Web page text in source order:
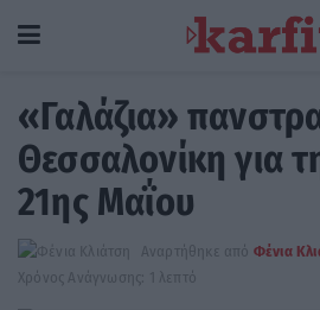
«Γαλάζια»
Θεσσαλονίκη για
21ης Μαΐου
Αναρτήθηκε από Φένια
Χρόνος Ανάγνωσης: 1 λεπτό